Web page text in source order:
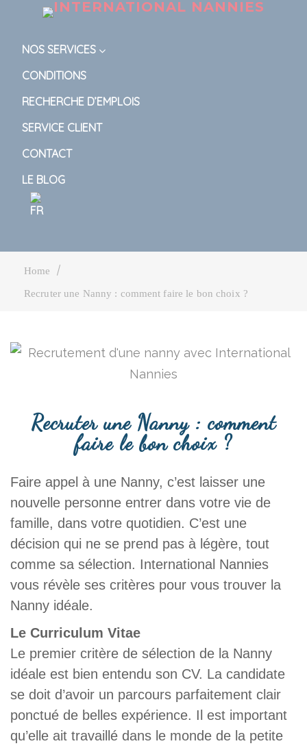
NOS SERVICES
CONDITIONS
RECHERCHE D’EMPLOIS
SERVICE CLIENT
CONTACT
LE BLOG
Home |
Recruter une Nanny : comment faire le bon choix ?
Recruter une Nanny : comment
faire le bon choix ?
Faire appel à une Nanny, c’est laisser une
nouvelle personne entrer dans votre vie de
famille, dans votre quotidien. C’est une
décision qui ne se prend pas à légère, tout
comme sa sélection. International Nannies
vous révèle ses critères pour vous trouver la
Nanny idéale.
Le Curriculum Vitae
Le premier critère de sélection de la Nanny
idéale est bien entendu son CV. La candidate
se doit d’avoir un parcours parfaitement clair
ponctué de belles expérience. Il est important
qu’elle ait travaillé dans le monde de la petite